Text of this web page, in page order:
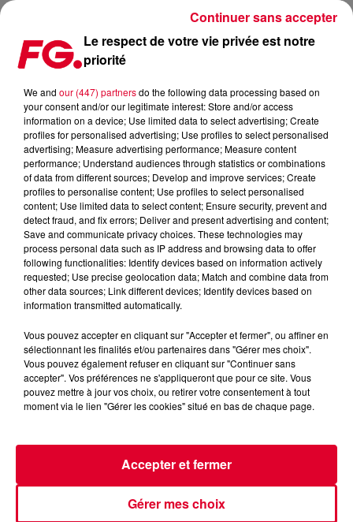
UN ALBUM ET UNE DATE À PARIS POUR FRED AGAIN, LA
Publié : 16 septembre 2022 à 8h51 par Antony HARARI
Le respect de votre vie privée est notre
priorité
We and our (447) partnersdo the following data processing based on
your consent and/or our legitimate interest: Store and/or access
information on a device; Use limited data to select advertising; Create
profiles for personalised advertising; Use profiles to select personalised
advertising; Measure advertising performance; Measure content
performance; Understand audiences through statistics or combinations
of data from different sources; Develop and improve services; Create
profiles to personalise content; Use profiles to select personalised
content; Use limited data to select content; Ensure security, prevent and
detect fraud, and fix errors; Deliver and present advertising and content;
Save and communicate privacy choices. These technologies may
process personal data such as IP address and browsing data to offer
following functionalities: Identify devices based on information actively
requested; Use precise geolocation data; Match and combine data from
other data sources; Link different devices; Identify devices based on
information transmitted automatically.
Vous pouvez accepter en cliquant sur "Accepter et fermer", ou affiner en
sélectionnant les finalités et/ou partenaires dans "Gérer mes choix".
Vous pouvez également refuser en cliquant sur "Continuer sans
accepter". Vos préférences ne s'appliqueront que pour ce site. Vous
pouvez mettre à jour vos choix, ou retirer votre consentement à tout
moment via le lien "Gérer les cookies" situé en bas de chaque page.
Gérer mes choix
Accepter et fermer
Continuer sans accepter